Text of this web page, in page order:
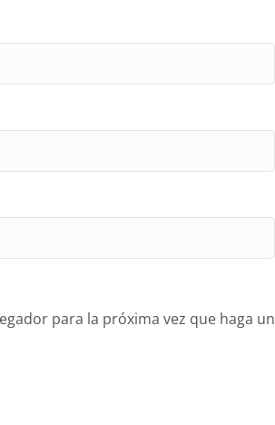
para la próxima vez que haga un